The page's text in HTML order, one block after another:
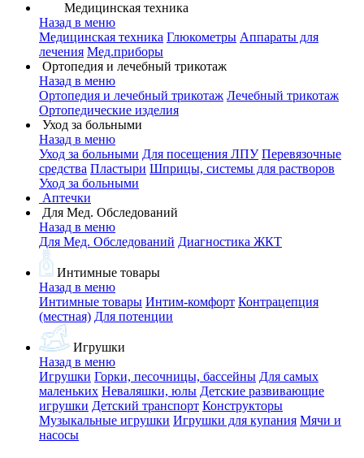
Медицинская техника
Назад в меню
Медицинская техника Глюкометры Аппараты для
лечения Мед.приборы
Ортопедия и лечебный трикотаж
Назад в меню
Ортопедия и лечебный трикотаж Лечебный трикотаж
Ортопедические изделия
Уход за больными
Назад в меню
Уход за больными Для посещения ЛПУ Перевязочные
средства Пластыри Шприцы, системы для растворов
Уход за больными
Аптечки
Для Мед. Обследований
Назад в меню
Для Мед. Обследований Диагностика ЖКТ
Интимные товары
Назад в меню
Интимные товары Интим-комфорт Контрацепция
(местная) Для потенции
Игрушки
Назад в меню
Игрушки Горки, песочницы, бассейны Для самых
маленьких Неваляшки, юлы Детские развивающие
игрушки Детский транспорт Конструкторы
Музыкальные игрушки Игрушки для купания Мячи и
насосы